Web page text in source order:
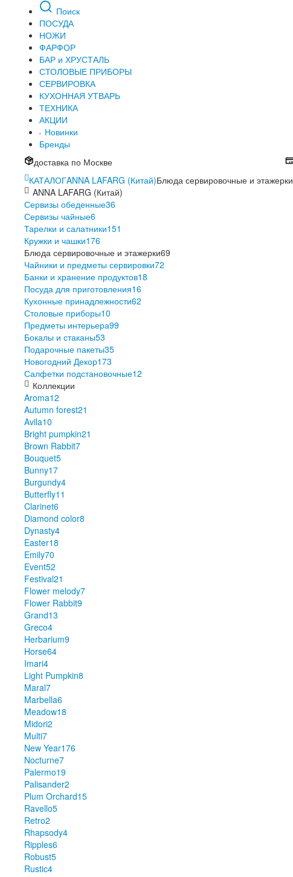
Поиск
ПОСУДА
НОЖИ
ФАРФОР
БАР и ХРУСТАЛЬ
СТОЛОВЫЕ ПРИБОРЫ
СЕРВИРОВКА
КУХОННАЯ УТВАРЬ
ТЕХНИКА
АКЦИИ
Новинки
Бренды
доставка по Москве
КАТАЛОГANNA LAFARG (Китай)Блюда сервировочные и этажерки
ANNA LAFARG (Китай)
Сервизы обеденные36
Сервизы чайные6
Тарелки и салатники151
Кружки и чашки176
Блюда сервировочные и этажерки69
Чайники и предметы сервировки72
Банки и хранение продуктов18
Посуда для приготовления16
Кухонные принадлежности62
Столовые приборы10
Предметы интерьера99
Бокалы и стаканы53
Подарочные пакеты35
Новогодний Декор173
Салфетки подстановочные12
Коллекции
Aroma12
Autumn forest21
Avila10
Bright pumpkin21
Brown Rabbit7
Bouquet5
Bunny17
Burgundy4
Butterfly11
Clarinet6
Diamond color8
Dynasty4
Easter18
Emily70
Event52
Festival21
Flower melody7
Flower Rabbit9
Grand13
Greco4
Herbarium9
Horse64
Imari4
Light Pumpkin8
Maral7
Marbella6
Meadow18
Midori2
Multi7
New Year176
Nocturne7
Palermo19
Palisander2
Plum Orchard15
Ravello5
Retro2
Rhapsody4
Ripples6
Robust5
Rustic4